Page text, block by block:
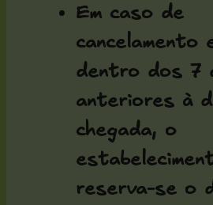
Em caso de
cancelamento
dentro dos 7
anteriores à
chegada, o
reserva-se o